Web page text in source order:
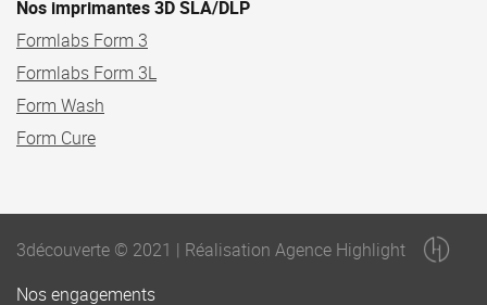
Nos imprimantes 3D SLA/DLP
Formlabs Form 3
Formlabs Form 3L
Form Wash
Form Cure
3découverte © 2021 | Réalisation Agence Highlight
Nos engagements